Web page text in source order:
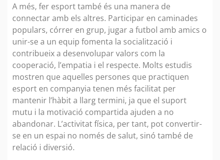
A més, fer esport també és una manera de
connectar amb els altres. Participar en caminades
populars, córrer en grup, jugar a futbol amb amics o
unir-se a un equip fomenta la socialització i
contribueix a desenvolupar valors com la
cooperació, l’empatia i el respecte. Molts estudis
mostren que aquelles persones que practiquen
esport en companyia tenen més facilitat per
mantenir l’hàbit a llarg termini, ja que el suport
mutu i la motivació compartida ajuden a no
abandonar. L’activitat física, per tant, pot convertir-
se en un espai no només de salut, sinó també de
relació i diversió.